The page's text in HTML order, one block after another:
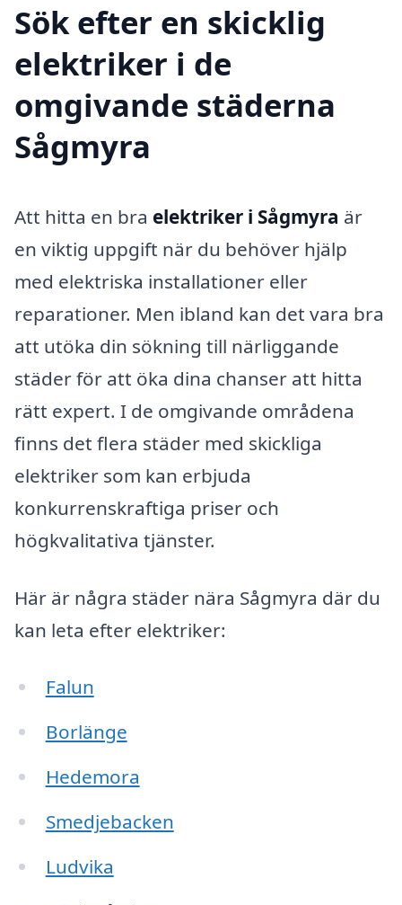
Sök efter en skicklig
elektriker i de
omgivande städerna
Sågmyra
Att hitta en bra elektriker i Sågmyra är
en viktig uppgift när du behöver hjälp
med elektriska installationer eller
reparationer. Men ibland kan det vara bra
att utöka din sökning till närliggande
städer för att öka dina chanser att hitta
rätt expert. I de omgivande områdena
finns det flera städer med skickliga
elektriker som kan erbjuda
konkurrenskraftiga priser och
högkvalitativa tjänster.
Här är några städer nära Sågmyra där du
kan leta efter elektriker:
Falun
Borlänge
Hedemora
Smedjebacken
Ludvika